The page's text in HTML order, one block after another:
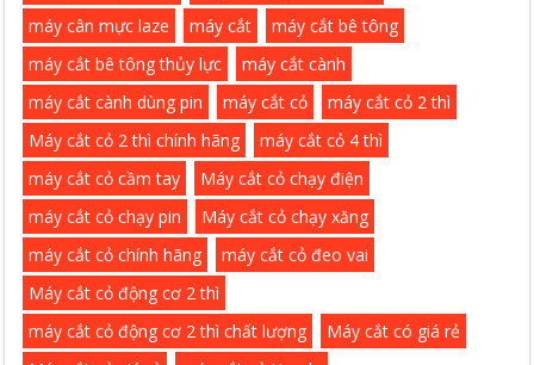
máy cân mực laze
máy cắt
máy cắt bê tông
máy cắt bê tông thủy lực
máy cắt cành
máy cắt cành dùng pin
máy cắt cỏ
máy cắt cỏ 2 thì
Máy cắt cỏ 2 thì chính hãng
máy cắt cỏ 4 thì
máy cắt cỏ cầm tay
Máy cắt cỏ chạy điện
máy cắt cỏ chạy pin
Máy cắt cỏ chạy xăng
máy cắt cỏ chính hãng
máy cắt cỏ đeo vai
Máy cắt cỏ động cơ 2 thì
máy cắt cỏ động cơ 2 thì chất lượng
Máy cắt có giá rẻ